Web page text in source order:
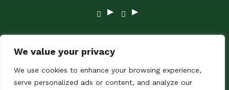
We value your privacy
We use cookies to enhance your browsing experience,
serve personalized ads or content, and analyze our
Copyright © 2024 FOTOCRIS. Toate Drepturile
rezervate.